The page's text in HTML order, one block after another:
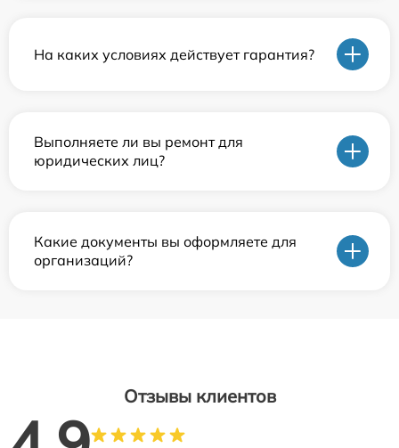
На каких условиях действует гарантия?
Выполняете ли вы ремонт для
юридических лиц?
Какие документы вы оформляете для
организаций?
Отзывы клиентов